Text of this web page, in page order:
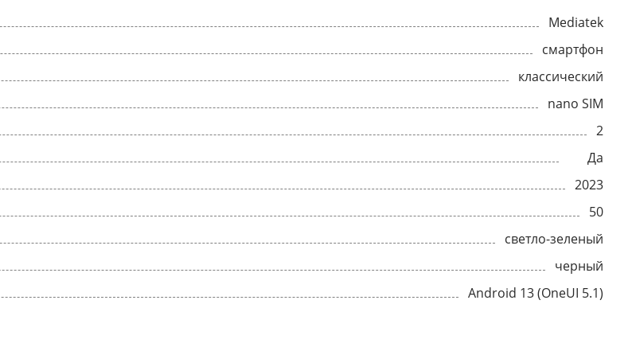
Mediatek
смартфон
классический
nano SIM
2
Да
2023
50
светло-зеленый
черный
Android 13 (OneUI 5.1)